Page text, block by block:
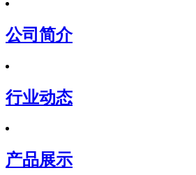
公司简介
行业动态
产品展示